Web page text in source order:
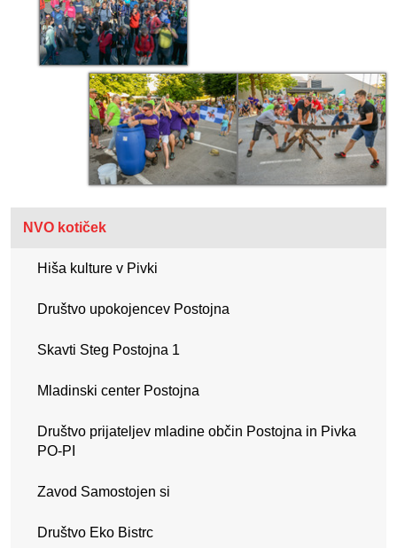
NVO kotiček
Hiša kulture v Pivki
Društvo upokojencev Postojna
Skavti Steg Postojna 1
Mladinski center Postojna
Društvo prijateljev mladine občin Postojna in Pivka
PO-PI
Zavod Samostojen si
Društvo Eko Bistrc